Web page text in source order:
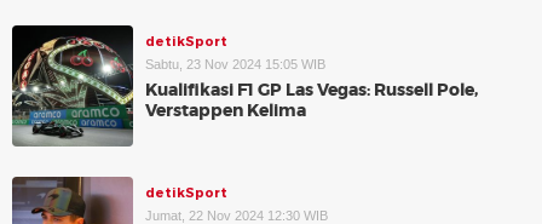
detikSport
Sabtu, 23 Nov 2024 15:05 WIB
Kualifikasi F1 GP Las Vegas: Russell Pole,
Verstappen Kelima
detikSport
Jumat, 22 Nov 2024 12:30 WIB